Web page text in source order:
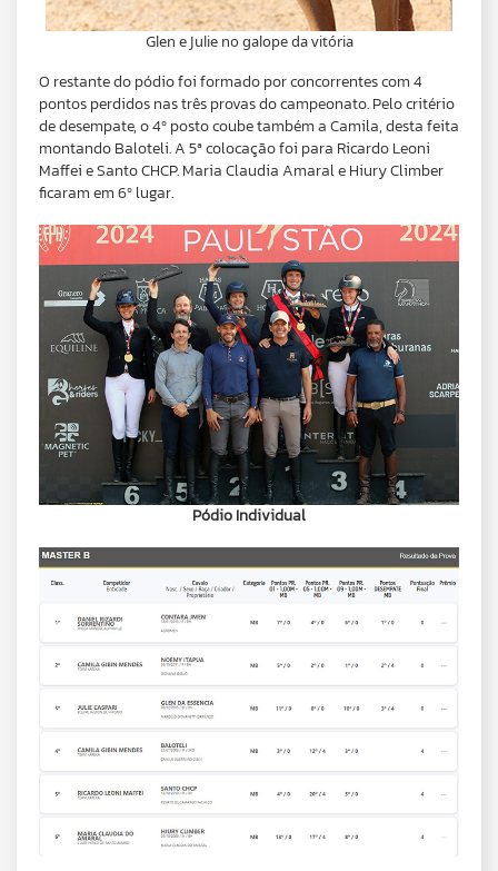
Glen e Julie no galope da vitória
O restante do pódio foi formado por concorrentes com 4
pontos perdidos nas três provas do campeonato. Pelo critério
de desempate, o 4º posto coube também a Camila, desta feita
montando Baloteli. A 5ª colocação foi para Ricardo Leoni
Maffei e Santo CHCP. Maria Claudia Amaral e Hiury Climber
ficaram em 6º lugar.
Pódio Individual